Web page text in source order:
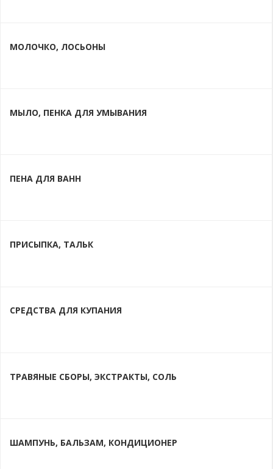
МОЛОЧКО, ЛОСЬОНЫ
МЫЛО, ПЕНКА ДЛЯ УМЫВАНИЯ
ПЕНА ДЛЯ ВАНН
ПРИСЫПКА, ТАЛЬК
СРЕДСТВА ДЛЯ КУПАНИЯ
ТРАВЯНЫЕ СБОРЫ, ЭКСТРАКТЫ, СОЛЬ
ШАМПУНЬ, БАЛЬЗАМ, КОНДИЦИОНЕР